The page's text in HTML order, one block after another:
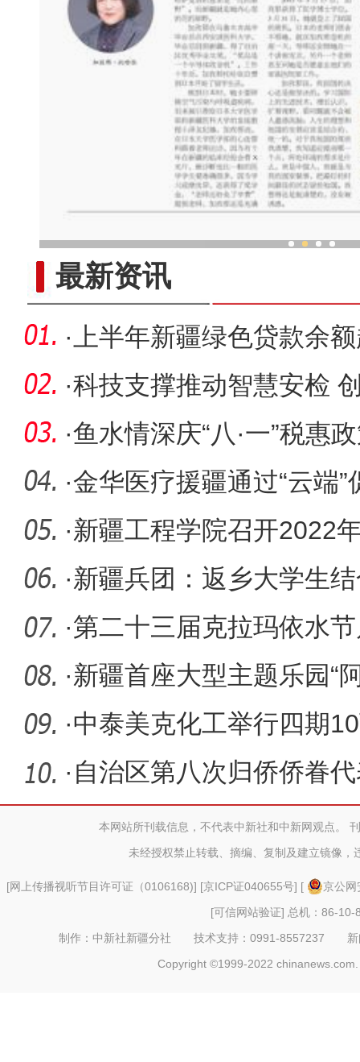
最新资讯
· 上半年新疆绿色贷款余
长28.1%
·科技支撑推动智慧安检
团高质量
·鱼水情深庆“八·一”税惠
·金华医疗援疆通过“云端
·新疆工程学院召开2022
·新疆兵团：返乡大学生
能量
·第二十三届克拉玛依水
·新疆首座大型主题乐园“
游客
·中泰美克化工举行四期
交仪式
· 自治区第八次归侨侨眷
本网站所刊载信息，不代表中新社和中新网观点。
未经授权禁止转载、摘编、复制及建立镜像，
[网上传播视听节目许可证（0106168)] [京ICP证040655号] [
京公
[可信网站验证] 总机：86-10-
制作：中新社新疆分社 技术支持：0991-8557237
Copyright ©1999-2022